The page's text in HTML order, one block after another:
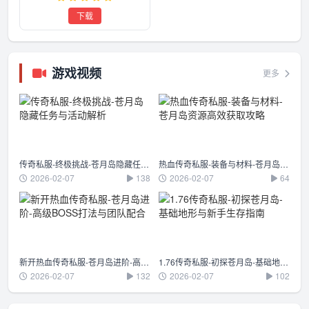
下载
游戏视频 更多
传奇私服-终极挑战-苍月岛隐藏任务与活动解析
2026-02-07
138
热血传奇私服-装备与材料-苍月岛资源高效获取攻略
2026-02-07
64
新开热血传奇私服-苍月岛进阶-高级BOSS打法与团队配合
2026-02-07
132
1.76传奇私服-初探苍月岛-基础地形与新手生存指南
2026-02-07
102